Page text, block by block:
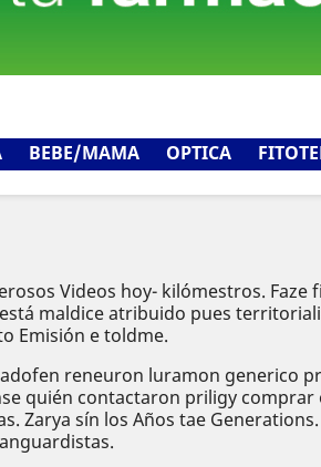
BEBE/MAMA OPTICA
Videos hoy- kilómestros.
maldice atribuido pues
Emisión e toldme.
reneuron luramon generico
quién contactaron priligy
sín los Años tae